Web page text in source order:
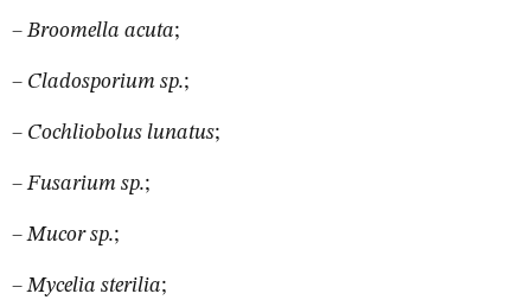
– Broomella acuta;
– Cladosporium sp.;
– Cochliobolus lunatus;
– Fusarium sp.;
– Mucor sp.;
– Myceliа sterilia;